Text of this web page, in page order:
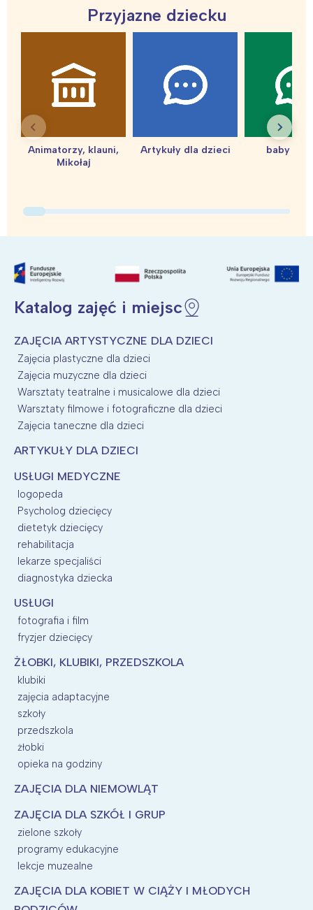
Przyjazne dziecku
Animatorzy, klauni,
Mikołaj
Artykuły dla dzieci baby
Katalog zajęć i miejsc
ZAJĘCIA ARTYSTYCZNE DLA DZIECI
Zajęcia plastyczne dla dzieci
Zajęcia muzyczne dla dzieci
Warsztaty teatralne i musicalowe dla dzieci
Warsztaty filmowe i fotograficzne dla dzieci
Zajęcia taneczne dla dzieci
ARTYKUŁY DLA DZIECI
USŁUGI MEDYCZNE
logopeda
Psycholog dziecięcy
dietetyk dziecięcy
rehabilitacja
lekarze specjaliści
diagnostyka dziecka
USŁUGI
fotografia i film
fryzjer dziecięcy
ŻŁOBKI, KLUBIKI, PRZEDSZKOLA
klubiki
zajęcia adaptacyjne
szkoły
przedszkola
żłobki
opieka na godziny
ZAJĘCIA DLA NIEMOWLĄT
ZAJĘCIA DLA SZKÓŁ I GRUP
zielone szkoły
programy edukacyjne
lekcje muzealne
ZAJĘCIA DLA KOBIET W CIĄŻY I MŁODYCH
Łódź
Trójmiasto
Poznań
Kraków
Południe
Północ